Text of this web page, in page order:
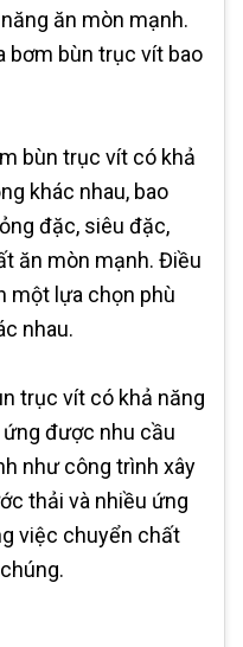
ăn mòn mạnh.
bơm bùn trục vít bao
bùn trục vít có khả
khác nhau, bao
đặc, siêu đặc,
ăn mòn mạnh. Điều
một lựa chọn phù
nhau.
trục vít có khả năng
được nhu cầu
như công trình xây
thải và nhiều ứng
việc chuyển chất